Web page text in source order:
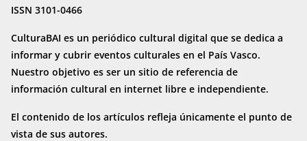
ISSN 3101-0466
CulturaBAI es un periódico cultural digital que se dedica a
informar y cubrir eventos culturales en el País Vasco.
Nuestro objetivo es ser un sitio de referencia de
información cultural en internet libre e independiente.
El contenido de los artículos refleja únicamente el punto de
vista de sus autores.